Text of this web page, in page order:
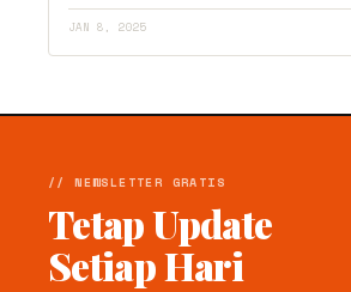
JAN 8, 2025
// NEWSLETTER GRATIS
Tetap Update
Setiap Hari